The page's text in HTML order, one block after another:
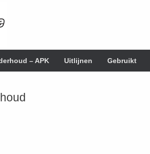
– APK Uitlijnen Gebruikt